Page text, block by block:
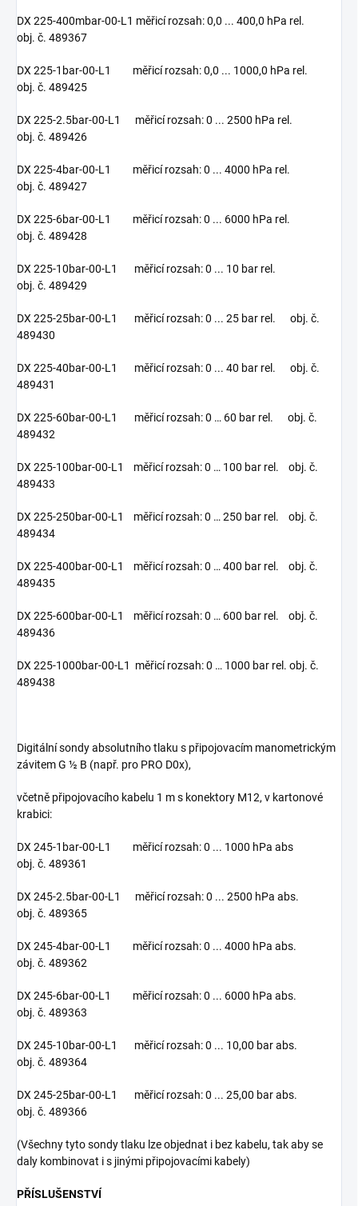
DX 225-400mbar-00-L1 měřicí rozsah: 0,0 ... 400,0 hPa rel.
obj. č. 489367
DX 225-1bar-00-L1 měřicí rozsah: 0,0 ... 1000,0 hPa rel.
obj. č. 489425
DX 225-2.5bar-00-L1 měřicí rozsah: 0 ... 2500 hPa rel.
obj. č. 489426
DX 225-4bar-00-L1 měřicí rozsah: 0 ... 4000 hPa rel.
obj. č. 489427
DX 225-6bar-00-L1 měřicí rozsah: 0 ... 6000 hPa rel.
obj. č. 489428
DX 225-10bar-00-L1 měřicí rozsah: 0 ... 10 bar rel.
obj. č. 489429
DX 225-25bar-00-L1 měřicí rozsah: 0 ... 25 bar rel. obj. č.
489430
DX 225-40bar-00-L1 měřicí rozsah: 0 ... 40 bar rel. obj. č.
489431
DX 225-60bar-00-L1 měřicí rozsah: 0 … 60 bar rel. obj. č.
489432
DX 225-100bar-00-L1 měřicí rozsah: 0 … 100 bar rel. obj. č.
489433
DX 225-250bar-00-L1 měřicí rozsah: 0 … 250 bar rel. obj. č.
489434
DX 225-400bar-00-L1 měřicí rozsah: 0 … 400 bar rel. obj. č.
489435
DX 225-600bar-00-L1 měřicí rozsah: 0 … 600 bar rel. obj. č.
489436
DX 225-1000bar-00-L1 měřicí rozsah: 0 … 1000 bar rel. obj. č.
489438
Digitální sondy absolutního tlaku s připojovacím manometrickým
závitem G ½ B (např. pro PRO D0x),
včetně připojovacího kabelu 1 m s konektory M12, v kartonové
krabici:
DX 245-1bar-00-L1 měřicí rozsah: 0 ... 1000 hPa abs
obj. č. 489361
DX 245-2.5bar-00-L1 měřicí rozsah: 0 ... 2500 hPa abs.
obj. č. 489365
DX 245-4bar-00-L1 měřicí rozsah: 0 ... 4000 hPa abs.
obj. č. 489362
DX 245-6bar-00-L1 měřicí rozsah: 0 ... 6000 hPa abs.
obj. č. 489363
DX 245-10bar-00-L1 měřicí rozsah: 0 ... 10,00 bar abs.
obj. č. 489364
DX 245-25bar-00-L1 měřicí rozsah: 0 ... 25,00 bar abs.
obj. č. 489366
(Všechny tyto sondy tlaku lze objednat i bez kabelu, tak aby se
daly kombinovat i s jinými připojovacími kabely)
PŘÍSLUŠENSTVÍ